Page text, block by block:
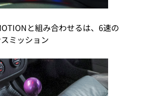
と組み合わせるは、6速の
ミッション